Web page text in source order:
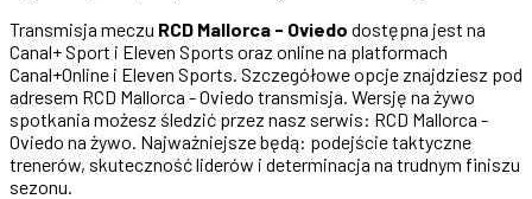
Transmisja meczu RCD Mallorca - Oviedo dostępna jest na
Canal+ Sport i Eleven Sports oraz online na platformach
Canal+Online i Eleven Sports. Szczegółowe opcje znajdziesz pod
adresem RCD Mallorca - Oviedo transmisja. Wersję na żywo
spotkania możesz śledzić przez nasz serwis: RCD Mallorca -
Oviedo na żywo. Najważniejsze będą: podejście taktyczne
trenerów, skuteczność liderów i determinacja na trudnym finiszu
sezonu.